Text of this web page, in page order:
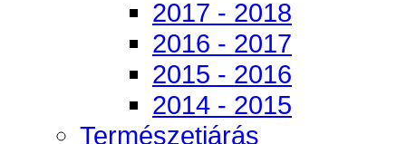
2017 - 2018
2016 - 2017
2015 - 2016
2014 - 2015
Természetjárás